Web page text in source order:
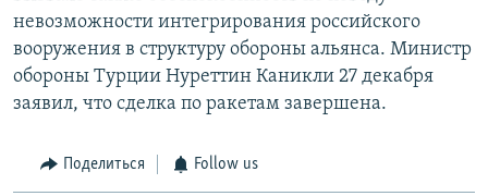
невозможности интегрирования российского
вооружения в структуру обороны альянса. Министр
обороны Турции Нуреттин Каникли 27 декабря
заявил, что сделка по ракетам завершена.
Поделиться Follow us